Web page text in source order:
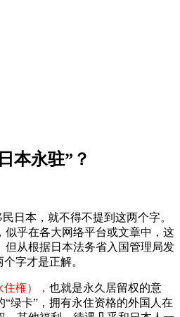
本永驻”？
民日本，就不得不提到这两个字。
似乎在各大网络平台或文章中，这
但从根据日本法务省入国管理局发
字才是正解。
権）， 也就是永久居留权的意
绿卡”，拥有永住资格的外国人在